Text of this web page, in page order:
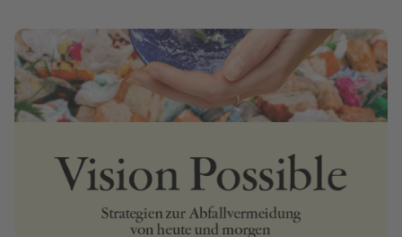
Bild in Lightbox zeigen